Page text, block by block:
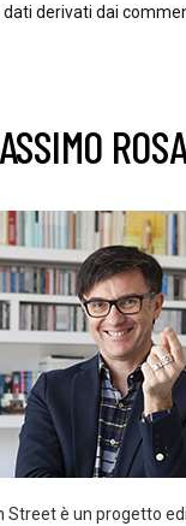
derivati dai
Street è un progetto